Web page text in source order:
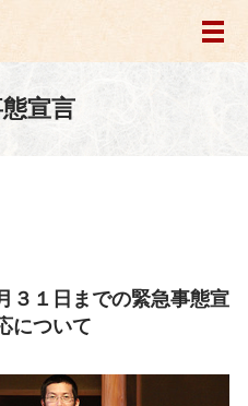
メ
宣言
３１日までの緊急事態宣
について